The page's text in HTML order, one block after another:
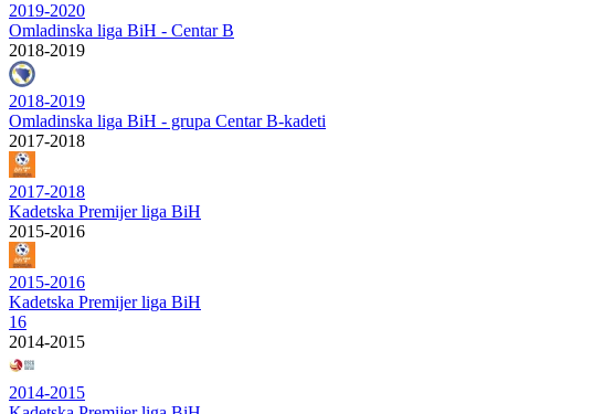
2019-2020
Omladinska liga BiH - Centar B
2018-2019
2018-2019
Omladinska liga BiH - grupa Centar B-kadeti
2017-2018
2017-2018
Kadetska Premijer liga BiH
2015-2016
2015-2016
Kadetska Premijer liga BiH
16
2014-2015
2014-2015